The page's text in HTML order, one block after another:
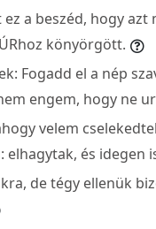
a beszéd, hogy
könyörgött.
Fogadd el a nép
engem, hogy ne
velem
és idegen
de tégy ellenük